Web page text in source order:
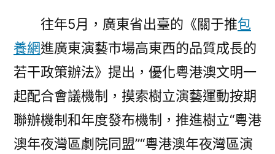
往年5月，廣東省出臺的《關于推包
養網進廣東演藝市場高東西的品質成長的
若干政策辦法》提出，優化粵港澳文明一
起配合會議機制，摸索樹立演藝運動按期
聯辦機制和年度發布機制，推進樹立“粵港
澳年夜灣區劇院同盟”“粵港澳年夜灣區演